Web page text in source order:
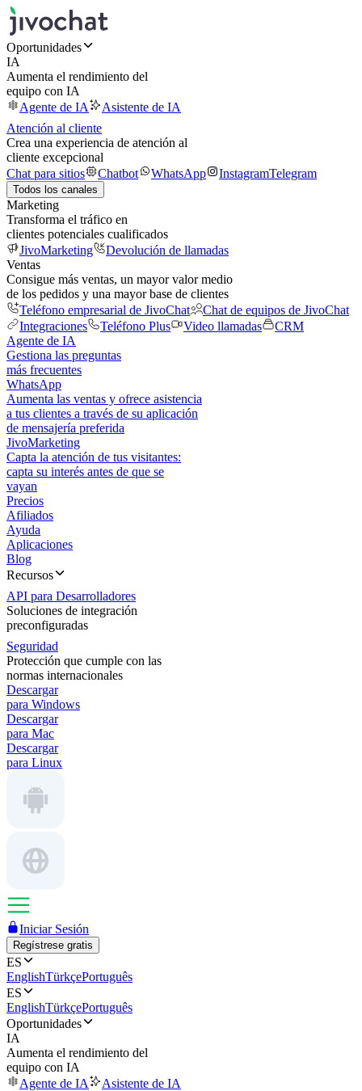
Oportunidades
IA
Aumenta el rendimiento del
equipo con IA
Agente de IA
Asistente de IA
Atención al cliente
Crea una experiencia de atención al
cliente excepcional
Chat para sitios
Chatbot WhatsApp InstagramTelegram
Todos los canales
Marketing
Transforma el tráfico en
clientes potenciales cualificados
JivoMarketing
Devolución de llamadas
Ventas
Consigue más ventas, un mayor valor medio
de los pedidos y una mayor base de clientes
Teléfono empresarial de JivoChat
Chat de equipos de JivoChat
Integraciones
Teléfono Plus Video llamadas
CRM
Agente de IA
Gestiona las preguntas
más frecuentes
WhatsApp
Aumenta las ventas y ofrece asistencia
a tus clientes a través de su aplicación
de mensajería preferida
JivoMarketing
Capta la atención de tus visitantes:
capta su interés antes de que se
vayan
Precios
Afiliados
Ayuda
Aplicaciones
Blog
Recursos
API para Desarrolladores
Soluciones de integración
preconfiguradas
Seguridad
Protección que cumple con las
normas internacionales
Descargar
para Windows
Descargar
para Mac
Descargar
para Linux
Iniciar Sesión
Regístrese gratis
ES
EnglishTürkçePortuguês
ES
EnglishTürkçePortuguês
Oportunidades
IA
Aumenta el rendimiento del
equipo con IA
Agente de IA
Asistente de IA